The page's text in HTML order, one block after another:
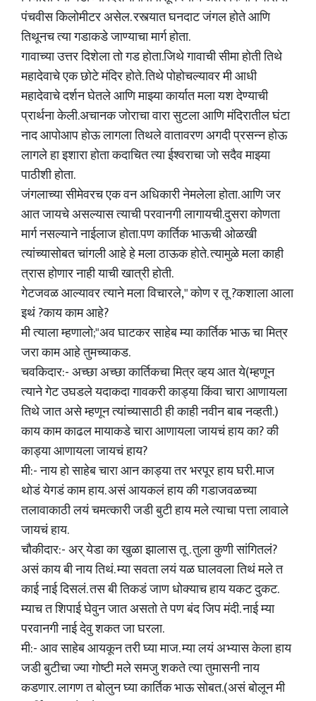
पंचवीस किलोमीटर असेल. रस्त्यात घनदाट जंगल होते आणि
तिथूनच त्या गडाकडे जाण्याचा मार्ग होता.
गावाच्या उत्तर दिशेला तो गड होता.जिथे गावाची सीमा होती तिथे
महादेवाचे एक छोटे मंदिर होते. तिथे पोहोचल्यावर मी आधी
महादेवाचे दर्शन घेतले आणि माझ्या कार्यात मला यश देण्याची
प्रार्थना केली.अचानक जोराचा वारा सुटला आणि मंदिरातील घंटा
नाद आपोआप होऊ लागला तिथले वातावरण अगदी प्रसन्न होऊ
लागले हा इशारा होता कदाचित त्या ईश्वराचा जो सदैव माझ्या
पाठीशी होता.
जंगलाच्या सीमेवरच एक वन अधिकारी नेमलेला होता. आणि जर
आत जायचे असल्यास त्याची परवानगी लागायची.दुसरा कोणता
मार्ग नसल्याने नाईलाज होता.पण कार्तिक भाऊची ओळखी
त्यांच्यासोबत चांगली आहे हे मला ठाऊक होते. त्यामुळे मला काही
त्रास होणार नाही याची खात्री होती.
गेटजवळ आल्यावर त्याने मला विचारले," कोण र तू ?कशाला आला
इथं ?काय काम आहे?
मी त्याला म्हणालो;"अव घाटकर साहेब म्या कार्तिक भाऊ चा मित्र
जरा काम आहे तुमच्याकड.
चवकिदार:- अच्छा अच्छा कार्तिकचा मित्र व्हय आत ये(म्हणून
त्याने गेट उघडले यदाकदा गावकरी काड्या किंवा चारा आणायला
तिथे जात असे म्हणून त्यांच्यासाठी ही काही नवीन बाब नव्हती.)
काय काम काढल मायाकडे चारा आणायला जायचं हाय का? की
काड्या आणायला जायचं हाय?
मी:- नाय हो साहेब चारा आन काड्या तर भरपूर हाय घरी. माज
थोडं येगडं काम हाय. असं आयकलं हाय की गडाजवळच्या
तलावाकाठी लयं चमत्कारी जडी बुटी हाय मले त्याचा पत्ता लावाले
जायचं हाय.
चौकीदार:- अर् येडा का खुळा झालास तू . तुला कुणी सांगितलं?
असं काय बी नाय तिथं. म्या सवता लयं यळ घालवला तिथं मले त
काई नाई दिसलं. तस बी तिकडं जाण धोक्याच हाय यकट दुकट.
म्याच त शिपाई घेवुन जात असतो ते पण बंद जिप मंदी. नाई म्या
परवानगी नाई देवु शकत जा घरला.
मी:- आव साहेब आयकून तरी घ्या माज. म्या लयं अभ्यास केला हाय
जडी बुटीचा ज्या गोष्टी मले समजु शकते त्या तुमासनी नाय
कडणार. लागण त बोलुन घ्या कार्तिक भाऊ सोबत.(असं बोलून मी